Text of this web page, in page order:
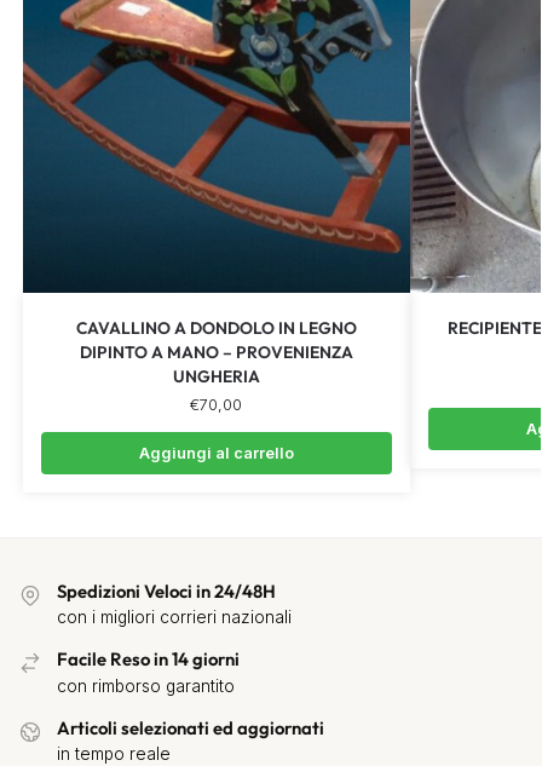
CAVALLINO A DONDOLO IN LEGNO
DIPINTO A MANO – PROVENIENZA
UNGHERIA
€70,00
Aggiungi al carrello
Spedizioni Veloci in 24/48H
con i migliori corrieri nazionali
Facile Reso in 14 giorni
con rimborso garantito
Articoli selezionati ed aggiornati
in tempo reale